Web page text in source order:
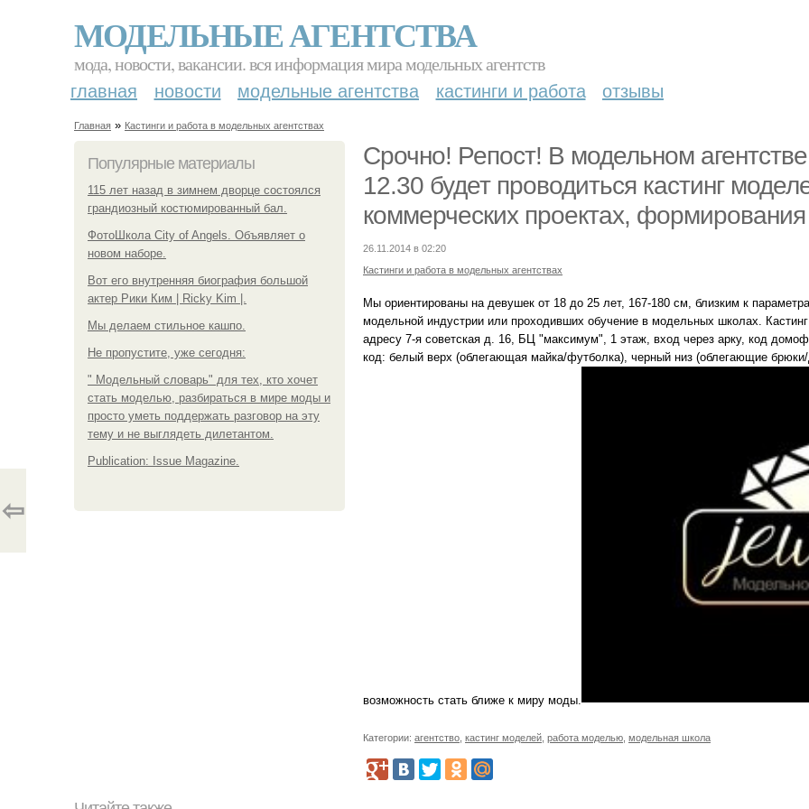
МОДЕЛЬНЫЕ АГЕНТСТВА
мода, новости, вакансии. вся информация мира модельных агентств
главная новости модельные агентства кастинги и работа отзывы
Главная » Кастинги и работа в модельных агентствах
Популярные материалы
115 лет назад в зимнем дворце состоялся
грандиозный костюмированный бал.
ФотоШкола City of Angels. Объявляет о
новом наборе.
Вот его внутренняя биография большой
актер Рики Ким | Ricky Kim |.
Мы делаем стильное кашпо.
Не пропустите, уже сегодня:
" Модельный словарь" для тех, кто хочет
стать моделью, разбираться в мире моды и
просто уметь поддержать разговор на эту
тему и не выглядеть дилетантом.
Publication: Issue Magazine.
Срочно! Репост! В модельном
12.30 будет проводиться кастинг
коммерческих проектах,
26.11.2014 в 02:20
Кастинги и работа в модельных агентствах
Мы ориентированы на девушек от 18 до 25 лет, 167-180 см, близким к
модельной индустрии или проходивших обучение в модельных школах.
адресу 7-я советская д. 16, БЦ "максимум", 1 этаж, вход через арку, код
код: белый верх (облегающая майка/футболка), черный низ (облегающие
возможность стать ближе к миру моды.
Категории: агентство, кастинг моделей, работа моделью, модельная школа
⇦